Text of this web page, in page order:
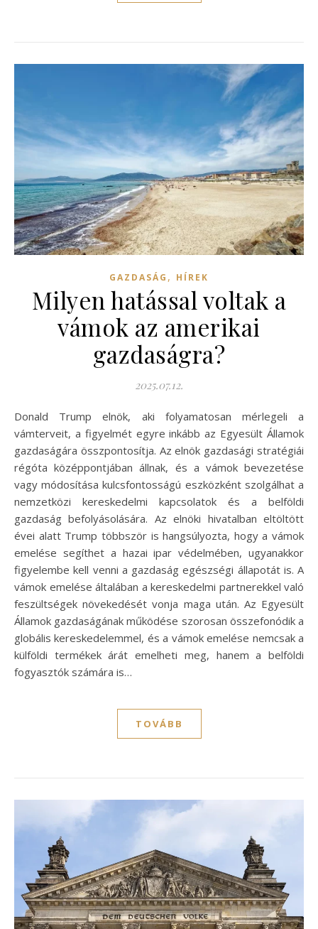
GAZDASÁG , HÍREK
Milyen hatással voltak a
vámok az amerikai
gazdaságra?
2025.07.12.
Donald Trump elnök, aki folyamatosan mérlegeli a
vámterveit, a figyelmét egyre inkább az Egyesült Államok
gazdaságára összpontosítja. Az elnök gazdasági stratégiái
régóta középpontjában állnak, és a vámok bevezetése
vagy módosítása kulcsfontosságú eszközként szolgálhat a
nemzetközi kereskedelmi kapcsolatok és a belföldi
gazdaság befolyásolására. Az elnöki hivatalban eltöltött
évei alatt Trump többször is hangsúlyozta, hogy a vámok
emelése segíthet a hazai ipar védelmében, ugyanakkor
figyelembe kell venni a gazdaság egészségi állapotát is. A
vámok emelése általában a kereskedelmi partnerekkel való
feszültségek növekedését vonja maga után. Az Egyesült
Államok gazdaságának működése szorosan összefonódik a
globális kereskedelemmel, és a vámok emelése nemcsak a
külföldi termékek árát emelheti meg, hanem a belföldi
fogyasztók számára is…
TOVÁBB